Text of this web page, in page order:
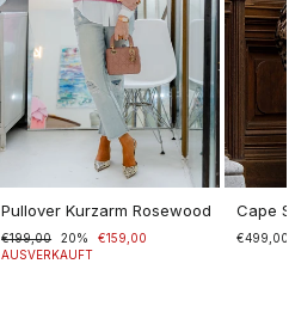
Pullover Kurzarm Rosewood
Normaler
Preis
€199,00
Sonderpreis20%
€159,00
AUSVERKAUFT
Cape
€499,00